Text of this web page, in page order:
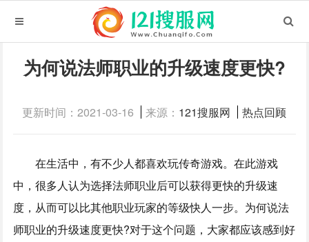
为何说法师职业的升级速度更快?
更新时间：2021-03-16 来源： 121搜服网 热点回顾
在生活中，有不少人都喜欢玩传奇游戏。在此游戏
中，很多人认为选择法师职业后可以获得更快的升级速
度，从而可以比其他职业玩家的等级快人一步。为何说法
师职业的升级速度更快?对于这个问题，大家都应该感到好